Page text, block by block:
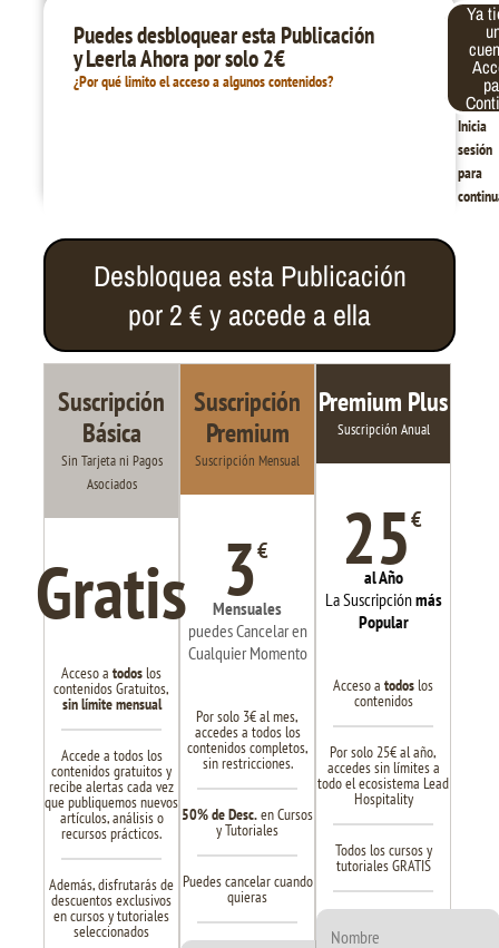
Puedes desbloquear esta Publicación
y Leerla Ahora por solo 2€
¿Por qué limito el acceso a algunos contenidos?
Correo
electrónico
Contraseña
Ya
Inicia
sesión
para
Desbloquea esta Publicación
por 2 € y accede a ella
Suscripción
Básica
Sin Tarjeta ni Pagos
Asociados
Gratis
Acceso atodoslos
contenidos Gratuitos,
sin límite mensual
Accede a todos los
contenidos gratuitos y
recibe alertas cada vez
que publiquemos nuevos
artículos, análisis o
recursos prácticos.
Además, disfrutarás de
descuentos exclusivos
en cursos y tutoriales
seleccionados
Suscripción
Premium
Suscripción Mensual
3€
Mensuales
puedes Cancelar en
Cualquier Momento
Por solo 3€ al mes,
accedes a todos los
contenidos completos,
sin restricciones.
50% de Desc.en Cursos
y Tutoriales
Puedes cancelar cuando
quieras
Premium Plus
Suscripción Anual
25€
al Año
La Suscripciónmás
Popular
Acceso atodoslos
contenidos
Por solo 25€ al año,
accedes sin límites a
todo el ecosistema Lead
Hospitality
Todos los cursos y
tutoriales GRATIS